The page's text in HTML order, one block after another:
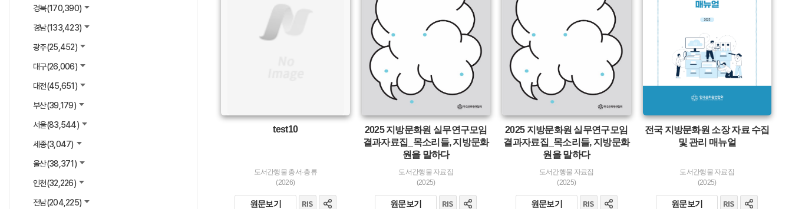
경북(170,390)
경남(133,423)
광주(25,452)
대구(26,006)
대전(45,651 )
부산(39,179)
서울(83,544)
세종(3,047)
울산(38,371 )
인천(32,226)
전남(204,225)
test10
도서간행물 총서·총류
(2026)
원문보기
유형 :
생산 :
소장 :
2025 지방문화원 실무연구모임
결과자료집_목소리들, 지방문화
원을 말하다
도서간행물 자료집
(2025)
원문보기
유형 :
생산 :
소장 :
2025 지방문화원 실무연구모임
결과자료집_목소리들, 지방문화
원을 말하다
도서간행물 자료집
(2025)
원문보기
생산 :
소장 :
전국 지방문화원 소장 자료 수집
및 관리 매뉴얼
도서간행물 자료집
(2025)
원문보기